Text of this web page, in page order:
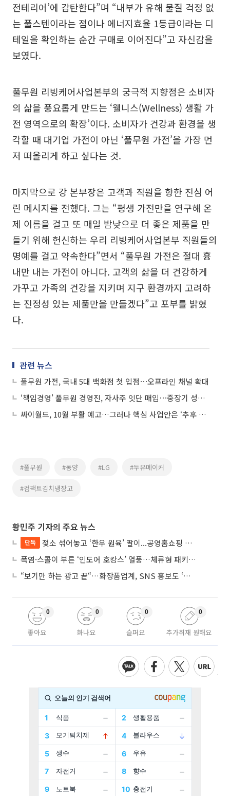
전테리어’에 감탄한다”며 “내부가 유해 물질 걱정 없
는 풀스텐이라는 점이나 에너지효율 1등급이라는 디
테일을 확인하는 순간 구매로 이어진다”고 자신감을
보였다.
풀무원 리빙케어사업본부의 궁극적 지향점은 소비자
의 삶을 풍요롭게 만드는 ‘웰니스(Wellness) 생활 가
전 영역으로의 확장’이다. 소비자가 건강과 환경을 생
각할 때 대기업 가전이 아닌 ‘풀무원 가전’을 가장 먼
저 떠올리게 하고 싶다는 것.
마지막으로 강 본부장은 고객과 직원을 향한 진심 어
린 메시지를 전했다. 그는 “평생 가전만을 연구해 온
제 이름을 걸고 또 매일 밤낮으로 더 좋은 제품을 만
들기 위해 헌신하는 우리 리빙케어사업본부 직원들의
명예를 걸고 약속한다”면서 “풀무원 가전은 절대 흉
내만 내는 가전이 아니다. 고객의 삶을 더 건강하게
가꾸고 가족의 건강을 지키며 지구 환경까지 고려하
는 진정성 있는 제품만을 만들겠다”고 포부를 밝혔
다.
관련 뉴스
풀무원 가전, 국내 5대 백화점 첫 입점⋯오프라인 채널 확대
‘책임경영’ 풀무원 경영진, 자사주 잇단 매입⋯중장기 성장에 ‘가속페달’
싸이월드, 10월 부활 예고…그러나 핵심 사업안은 ‘추후 공개’
#풀무원 #동양 #LG #두유메이커
#컴팩트김치냉장고
황민주 기자의 주요 뉴스
단독
젖소 섞어놓고 ‘한우 원육’ 팔이...공영홈쇼핑 표기·검증 구멍
폭염·스콜이 부른 ‘인도어 호캉스’ 열풍…체류형 패키지 뜬다
“보기만 하는 광고 끝“…화장품업계, SNS 홍보도 ‘참여형 콘텐츠’로 변모
좋아요
0
화나요
0
슬퍼요
0
추가취재 원해요
0